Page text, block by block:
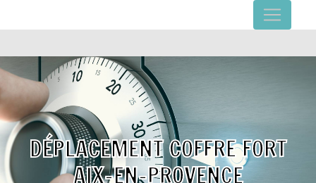
DÉPLACEMENT COFFRE FORT
AIX-EN-PROVENCE